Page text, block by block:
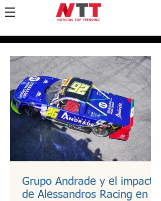
Grupo Andrade y el impacto
de Alessandros Racing en el